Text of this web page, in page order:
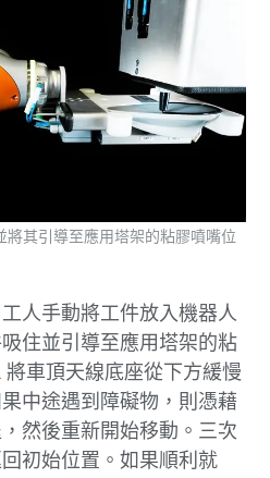
人手動將工件放入機器人
住並引導至應用塔架的粘
將車頂天線底座從下方緩慢
中途遇到障礙物，則憑藉
然後重新開始移動。三次
初始位置。如果順利就
將其引導至應用塔架的粘膠噴嘴位